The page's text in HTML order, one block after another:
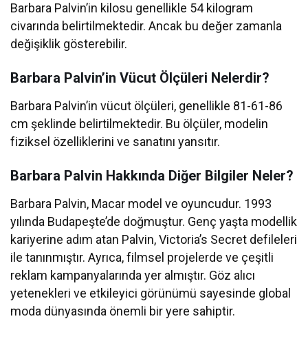
Barbara Palvin’in kilosu genellikle 54 kilogram
civarında belirtilmektedir. Ancak bu değer zamanla
değişiklik gösterebilir.
Barbara Palvin’in Vücut Ölçüleri Nelerdir?
Barbara Palvin’in vücut ölçüleri, genellikle 81-61-86
cm şeklinde belirtilmektedir. Bu ölçüler, modelin
fiziksel özelliklerini ve sanatını yansıtır.
Barbara Palvin Hakkında Diğer Bilgiler Neler?
Barbara Palvin, Macar model ve oyuncudur. 1993
yılında Budapeşte’de doğmuştur. Genç yaşta modellik
kariyerine adım atan Palvin, Victoria’s Secret defileleri
ile tanınmıştır. Ayrıca, filmsel projelerde ve çeşitli
reklam kampanyalarında yer almıştır. Göz alıcı
yetenekleri ve etkileyici görünümü sayesinde global
moda dünyasında önemli bir yere sahiptir.